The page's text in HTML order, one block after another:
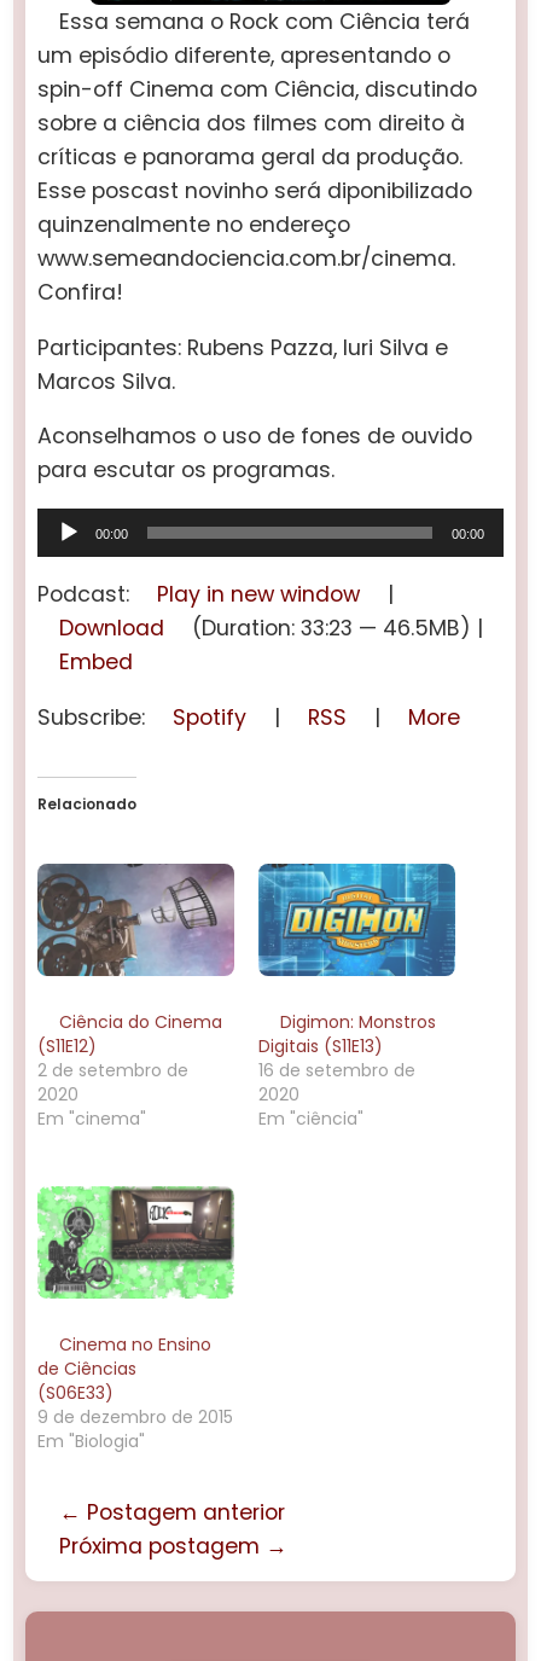
Essa semana o Rock com Ciência terá
um episódio diferente, apresentando o
spin-off Cinema com Ciência, discutindo
sobre a ciência dos filmes com direito à
críticas e panorama geral da produção.
Esse poscast novinho será diponibilizado
quinzenalmente no endereço
www.semeandociencia.com.br/cinema.
Confira!
Participantes: Rubens Pazza, Iuri Silva e
Marcos Silva.
Aconselhamos o uso de fones de ouvido
para escutar os programas.
Tocador
de
áudio
00:00 00:00
Podcast: Play in new window
|
Download
(Duration: 33:23 — 46.5MB) |
Embed
Subscribe:
Spotify | RSS | More
Relacionado
Ciência do Cinema
(S11E12)
2 de setembro de
2020
Em "cinema"
Digimon: Monstros
Digitais (S11E13)
16 de setembro de
2020
Em "ciência"
Cinema no Ensino
de Ciências
(S06E33)
9 de dezembro de 2015
Em "Biologia"
← Postagem anterior
Próxima postagem →